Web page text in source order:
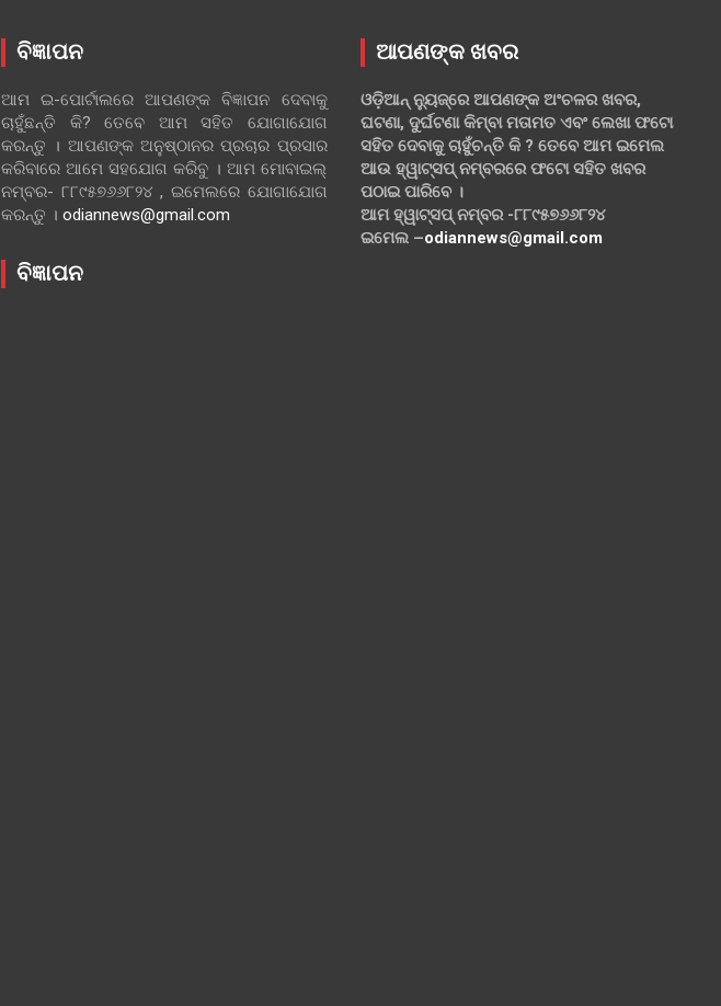
ବିଜ୍ଞାପନ
ଆମ ଇ-ପୋର୍ଟାଲରେ ଆପଣଙ୍କ ବିଜ୍ଞାପନ ଦେବାକୁ
ଚାହୁଁଛନ୍ତି କି? ତେବେ ଆମ ସହିତ ଯୋଗାଯୋଗ
କରନ୍ତୁ । ଆପଣଙ୍କ ଅନୁଷ୍ଠାନର ପ୍ରଚାର ପ୍ରସାର
କରିବାରେ ଆମେ ସହଯୋଗ କରିବୁ । ଆମ ମୋବାଇଲ୍
ନମ୍ବର- ୮୮୯୫୭୬୬୮୨୪ , ଇମେଲରେ ଯୋଗାଯୋଗ
କରନ୍ତୁ । odiannews@gmail.com
ବିଜ୍ଞାପନ
ଆପଣଙ୍କ ଖବର
ଓଡ଼ିଆନ୍ ନ୍ୟୁଜ୍‌ରେ ଆପଣଙ୍କ ଅଂଚଳର ଖବର,
ଘଟଣା, ଦୁର୍ଘଟଣା କିମ୍ବା ମତାମତ ଏବଂ ଲେଖା ଫଟୋ
ସହିତ ଦେବାକୁ ଚାହୁଁଚନ୍ତି କି ? ତେବେ ଆମ ଇମେଲ
ଆଉ ହ୍ୱାଟ୍‌ସପ୍ ନମ୍ବରରେ ଫଟୋ ସହିତ ଖବର
ପଠାଇ ପାରିବେ ।
ଆମ ହ୍ୱାଟ୍‌ସପ୍ ନମ୍ବର -୮୮୯୫୭୬୬୮୨୪
ଇମେଲ –odiannews@gmail.com